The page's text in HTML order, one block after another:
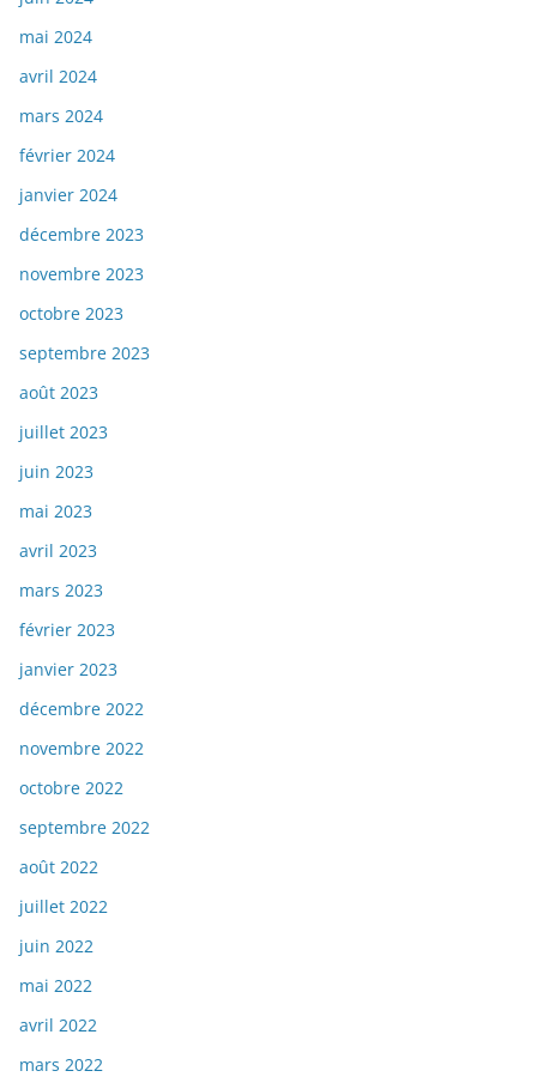
mai 2024
avril 2024
mars 2024
février 2024
janvier 2024
décembre 2023
novembre 2023
octobre 2023
septembre 2023
août 2023
juillet 2023
juin 2023
mai 2023
avril 2023
mars 2023
février 2023
janvier 2023
décembre 2022
novembre 2022
octobre 2022
septembre 2022
août 2022
juillet 2022
juin 2022
mai 2022
avril 2022
mars 2022